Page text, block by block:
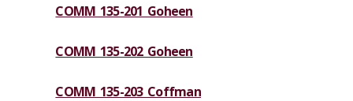
COMM 135-201 Goheen
COMM 135-202 Goheen
COMM 135-203 Coffman